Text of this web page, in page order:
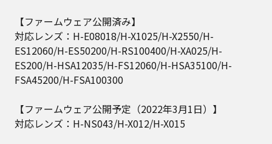
【ファームウェア公開済み】
対応レンズ：H-E08018/H-X1025/H-X2550/H-
ES12060/H-ES50200/H-RS100400/H-XA025/H-
ES200/H-HSA12035/H-FS12060/H-HSA35100/H-
FSA45200/H-FSA100300
【ファームウェア公開予定（2022年3月1日）】
対応レンズ：H-NS043/H-X012/H-X015